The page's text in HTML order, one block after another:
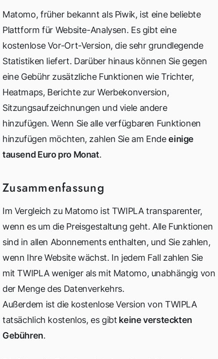
Matomo, früher bekannt als Piwik, ist eine beliebte
Plattform für Website-Analysen. Es gibt eine
kostenlose Vor-Ort-Version, die sehr grundlegende
Statistiken liefert. Darüber hinaus können Sie gegen
eine Gebühr zusätzliche Funktionen wie Trichter,
Heatmaps, Berichte zur Werbekonversion,
Sitzungsaufzeichnungen und viele andere
hinzufügen. Wenn Sie alle verfügbaren Funktionen
hinzufügen möchten, zahlen Sie am Endeeinige
tausend Euro pro Monat.
Zusammenfassung
Im Vergleich zu Matomo ist TWIPLA transparenter,
wenn es um die Preisgestaltung geht. Alle Funktionen
sind in allen Abonnements enthalten, und Sie zahlen,
wenn Ihre Website wächst. In jedem Fall zahlen Sie
mit TWIPLA weniger als mit Matomo, unabhängig von
der Menge des Datenverkehrs.
Außerdem ist die kostenlose Version von TWIPLA
tatsächlich kostenlos, es gibt keine versteckten
Gebühren.